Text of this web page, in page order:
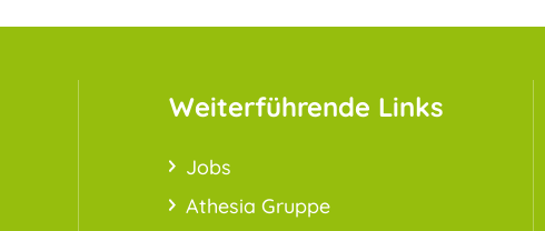
Weiterführende Links
Jobs
Athesia Gruppe